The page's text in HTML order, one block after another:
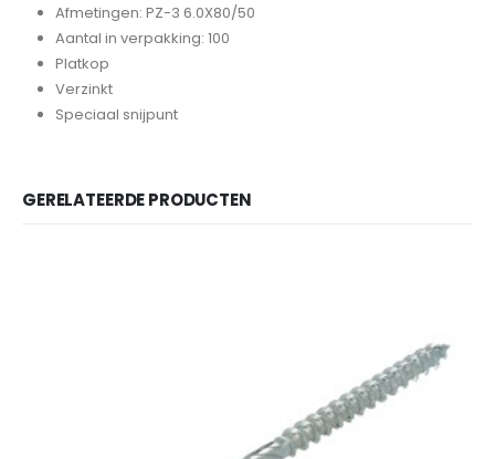
Afmetingen: PZ-3 6.0X80/50
Aantal in verpakking: 100
Platkop
Verzinkt
Speciaal snijpunt
GERELATEERDE PRODUCTEN